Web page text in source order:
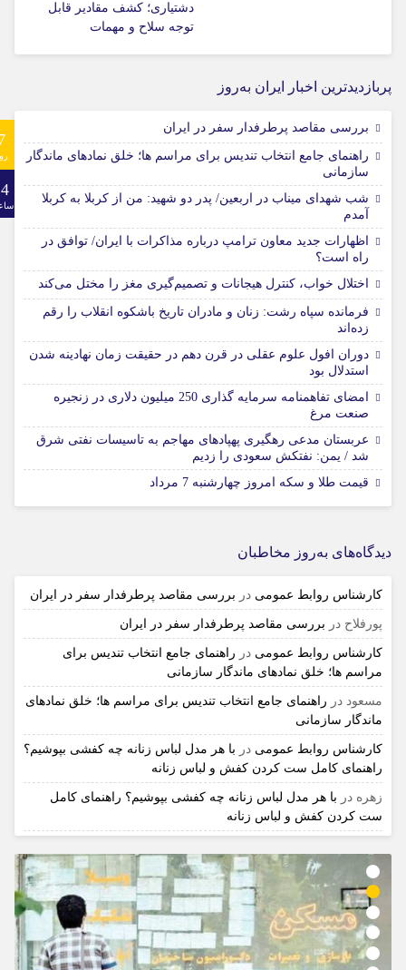
دشتیاری؛ کشف مقادیر قابل
توجه سلاح و مهمات
پربازدیدترین اخبار ایران به‌روز
بررسی مقاصد پرطرفدار سفر در ایران
راهنمای جامع انتخاب تندیس برای مراسم ها؛ خلق نمادهای ماندگار
سازمانی
شب شهدای میناب در اربعین/ پدر دو شهید: من از کربلا به کربلا
آمدم
اظهارات جدید معاون ترامپ درباره مذاکرات با ایران/ توافق در
راه است؟
اختلال خواب، کنترل هیجانات و تصمیم‌گیری مغز را مختل می‌کند
فرمانده سپاه رشت: زنان و مادران تاریخ باشکوه انقلاب را رقم
زده‌اند
دوران افول علوم عقلی در قرن دهم در حقیقت زمان نهادینه شدن
استدلال بود
امضای تفاهمنامه سرمایه گذاری 250 میلیون دلاری در زنجیره
صنعت مرغ
عربستان مدعی رهگیری پهپادهای مهاجم به تاسیسات نفتی شرق
شد / یمن: نفتکش سعودی را زدیم
قیمت طلا و سکه امروز چهارشنبه 7 مرداد
دیدگاه‌های به‌روز مخاطبان
کارشناس روابط عمومی در بررسی مقاصد پرطرفدار سفر در ایران
پورفلاح در بررسی مقاصد پرطرفدار سفر در ایران
کارشناس روابط عمومی در راهنمای جامع انتخاب تندیس برای
مراسم ها؛ خلق نمادهای ماندگار سازمانی
مسعود در راهنمای جامع انتخاب تندیس برای مراسم ها؛ خلق نمادهای
ماندگار سازمانی
کارشناس روابط عمومی در با هر مدل لباس زنانه چه کفشی بپوشیم؟
راهنمای کامل ست کردن کفش و لباس زنانه
زهره در با هر مدل لباس زنانه چه کفشی بپوشیم؟ راهنمای کامل
ست کردن کفش و لباس زنانه